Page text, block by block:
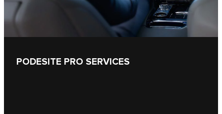
PODESITE PRO SERVICES